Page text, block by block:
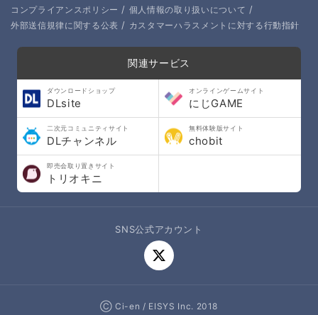
コンプライアンスポリシー / 個人情報の取り扱いについて /
外部送信規律に関する公表 / カスタマーハラスメントに対する行動指針
関連サービス
ダウンロードショップ
DLsite
オンラインゲームサイト
にじGAME
二次元コミュニティサイト
DLチャンネル
無料体験版サイト
chobit
即売会取り置きサイト
トリオキニ
SNS公式アカウント
Ⓒ Ci-en / EISYS Inc. 2018